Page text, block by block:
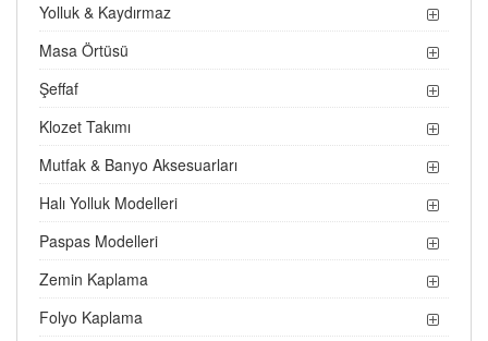
Yolluk & Kaydırmaz
Masa Örtüsü
Şeffaf
Klozet Takımı
Mutfak & Banyo Aksesuarları
Halı Yolluk Modelleri
Paspas Modelleri
Zemin Kaplama
Folyo Kaplama